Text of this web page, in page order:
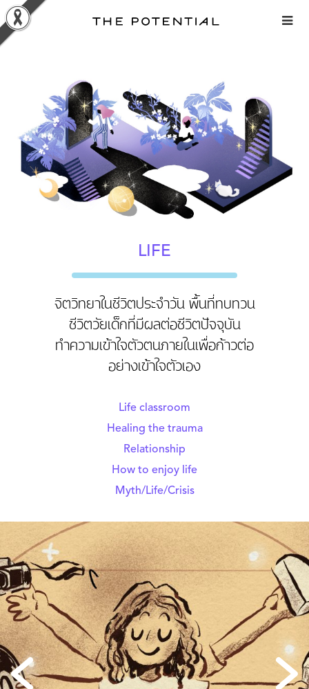
Skip
to
content
LIFE
จิตวิทยาในชีวิตประจำวัน พื้นที่ทบทวน
ชีวิตวัยเด็กที่มีผลต่อชีวิตปัจจุบัน
ทำความเข้าใจตัวตนภายในเพื่อก้าวต่อ
อย่างเข้าใจตัวเอง
Life classroom
Healing the trauma
Relationship
How to enjoy life
Myth/Life/Crisis